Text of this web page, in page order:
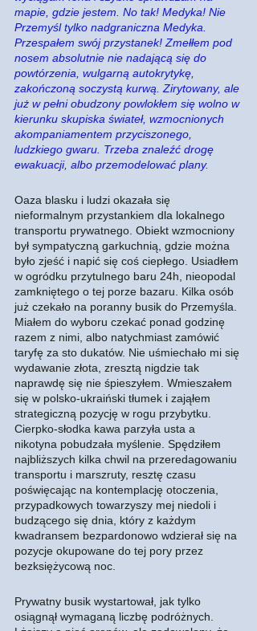
mapie, gdzie jestem. No tak! Medyka! Nie
Przemyśl tylko nadgraniczna Medyka.
Przespałem swój przystanek! Zmełłem pod
nosem absolutnie nie nadającą się do
powtórzenia, wulgarną autokrytykę,
zakończoną soczystą kurwą. Zirytowany, ale
już w pełni obudzony powlokłem się wolno w
kierunku skupiska świateł, wzmocnionych
akompaniamentem przyciszonego,
ludzkiego gwaru. Trzeba znaleźć drogę
ewakuacji, albo przemodelować plany.
Oaza blasku i ludzi okazała się
nieformalnym przystankiem dla lokalnego
transportu prywatnego. Obiekt wzmocniony
był sympatyczną garkuchnią, gdzie można
było zjeść i napić się coś ciepłego. Usiadłem
w ogródku przytulnego baru 24h, nieopodal
zamkniętego o tej porze bazaru. Kilka osób
już czekało na poranny busik do Przemyśla.
Miałem do wyboru czekać ponad godzinę
razem z nimi, albo natychmiast zamówić
taryfę za sto dukatów. Nie uśmiechało mi się
wydawanie złota, zresztą nigdzie tak
naprawdę się nie śpieszyłem. Wmieszałem
się w polsko-ukraiński tłumek i zająłem
strategiczną pozycję w rogu przybytku.
Cierpko-słodka kawa parzyła usta a
nikotyna pobudzała myślenie. Spędziłem
najbliższych kilka chwil na przeredagowaniu
transportu i marszruty, resztę czasu
poświęcając na kontemplację otoczenia,
przypadkowych towarzyszy mej niedoli i
budzącego się dnia, który z każdym
kwadransem bezpardonowo wdzierał się na
pozycje okupowane do tej pory przez
bezksiężycową noc.
Prywatny busik wystartował, jak tylko
osiągnął wymaganą liczbę podróżnych.